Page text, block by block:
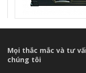
Mọi thắc mắc và tư
chúng tôi